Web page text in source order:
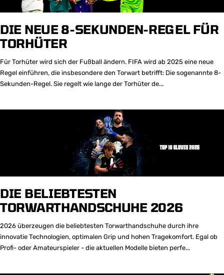
DIE NEUE 8-SEKUNDEN-REGEL FÜR
TORHÜTER
Für Torhüter wird sich der Fußball ändern. FIFA wird ab 2025 eine neue
Regel einführen, die insbesondere den Torwart betrifft: Die sogenannte 8-
Sekunden-Regel. Sie regelt wie lange der Torhüter de...
DIE BELIEBTESTEN
TORWARTHANDSCHUHE 2026
2026 überzeugen die beliebtesten Torwarthandschuhe durch ihre
innovatie Technologien, optimalen Grip und hohen Tragekomfort. Egal ob
Profi- oder Amateurspieler - die aktuellen Modelle bieten perfe...